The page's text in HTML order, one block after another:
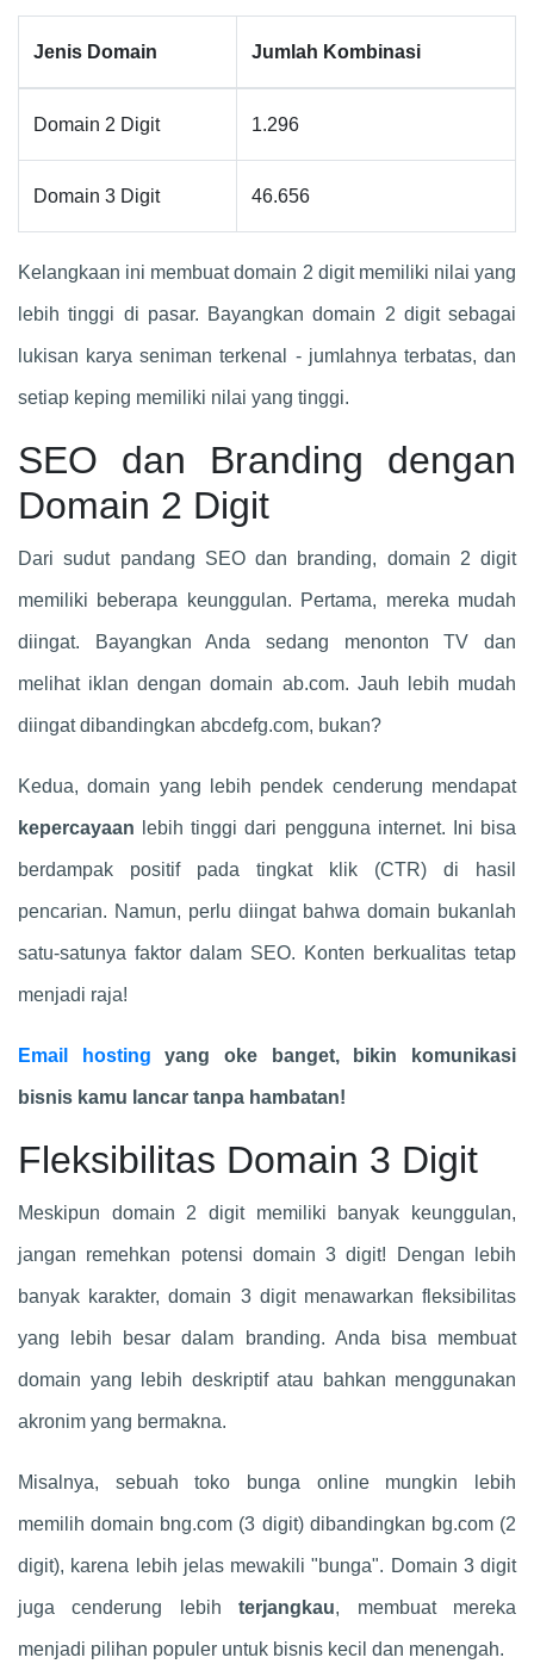
Jenis Domain Jumlah Kombinasi
Domain 2 Digit 1.296
Domain 3 Digit 46.656
Kelangkaan ini membuat domain 2 digit memiliki nilai yang
lebih tinggi di pasar. Bayangkan domain 2 digit sebagai
lukisan karya seniman terkenal - jumlahnya terbatas, dan
setiap keping memiliki nilai yang tinggi.
SEO dan Branding dengan
Domain 2 Digit
Dari sudut pandang SEO dan branding, domain 2 digit
memiliki beberapa keunggulan. Pertama, mereka mudah
diingat. Bayangkan Anda sedang menonton TV dan
melihat iklan dengan domain ab.com. Jauh lebih mudah
diingat dibandingkan abcdefg.com, bukan?
Kedua, domain yang lebih pendek cenderung mendapat
kepercayaan lebih tinggi dari pengguna internet. Ini bisa
berdampak positif pada tingkat klik (CTR) di hasil
pencarian. Namun, perlu diingat bahwa domain bukanlah
satu-satunya faktor dalam SEO. Konten berkualitas tetap
menjadi raja!
Email hosting yang oke banget, bikin komunikasi
bisnis kamu lancar tanpa hambatan!
Fleksibilitas Domain 3 Digit
Meskipun domain 2 digit memiliki banyak keunggulan,
jangan remehkan potensi domain 3 digit! Dengan lebih
banyak karakter, domain 3 digit menawarkan fleksibilitas
yang lebih besar dalam branding. Anda bisa membuat
domain yang lebih deskriptif atau bahkan menggunakan
akronim yang bermakna.
Misalnya, sebuah toko bunga online mungkin lebih
memilih domain bng.com (3 digit) dibandingkan bg.com (2
digit), karena lebih jelas mewakili "bunga". Domain 3 digit
juga cenderung lebihterjangkau, membuat mereka
menjadi pilihan populer untuk bisnis kecil dan menengah.